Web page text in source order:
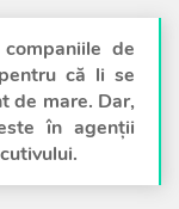
de
că li se
de mare. Dar,
în agenții